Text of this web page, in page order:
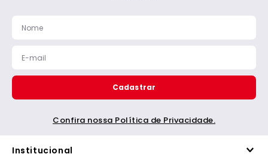
Confira nossa Política de Privacidade.
Cadastrar
Institucional